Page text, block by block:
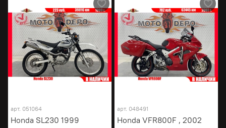
арт. 051064
Honda SL230 1999
арт. 048491
Honda VFR800F , 2002